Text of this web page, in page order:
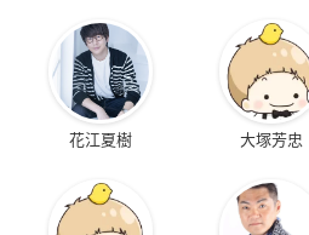
花江夏樹 大塚芳忠